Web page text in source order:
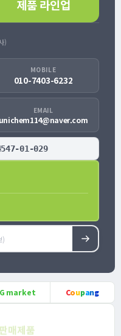
제품 라인업
)
MOBILE
010-7403-6232
EMAIL
unichem114@naver.com
01-029
G market Coupang
매제품